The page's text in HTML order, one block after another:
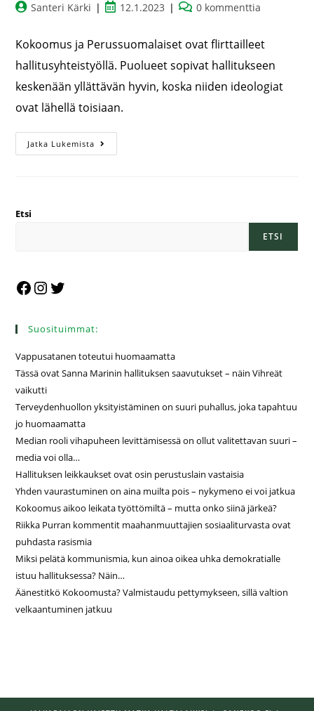
Santeri Kärki 12.1.2023 0 kommenttia
Kokoomus ja Perussuomalaiset ovat flirttailleet
hallitusyhteistyöllä. Puolueet sopivat hallitukseen
keskenään yllättävän hyvin, koska niiden ideologiat
ovat lähellä toisiaan.
Jatka Lukemista
Etsi
ETSI
Suosituimmat:
Vappusatanen toteutui huomaamatta
Tässä ovat Sanna Marinin hallituksen saavutukset – näin Vihreät
vaikutti
Terveydenhuollon yksityistäminen on suuri puhallus, joka tapahtuu
jo huomaamatta
Median rooli vihapuheen levittämisessä on ollut valitettavan suuri –
media voi olla…
Hallituksen leikkaukset ovat osin perustuslain vastaisia
Yhden vaurastuminen on aina muilta pois – nykymeno ei voi jatkua
Kokoomus aikoo leikata työttömiltä – mutta onko siinä järkeä?
Riikka Purran kommentit maahanmuuttajien sosiaaliturvasta ovat
puhdasta rasismia
Miksi pelätä kommunismia, kun ainoa oikea uhka demokratialle
istuu hallituksessa? Näin…
Äänestitkö Kokoomusta? Valmistaudu pettymykseen, sillä valtion
velkaantuminen jatkuu